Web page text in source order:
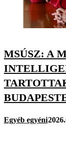
MSÚSZ: A
Egyéb egyéni